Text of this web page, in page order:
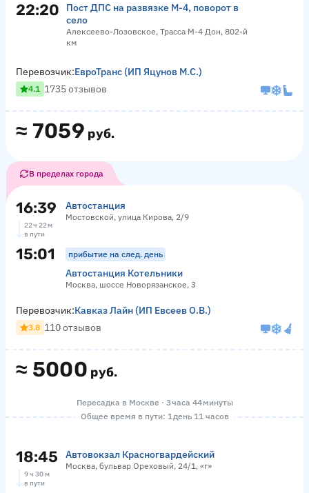
22:20
Пост ДПС на развязке М-4, поворот в
село
Алексеево-Лозовское, Трасса М-4 Дон, 802-й
км
≈ 7059 руб.
Перевозчик:ЕвроТранс (ИП Яцунов М.С.)
4.1 1735 отзывов
В пределах города
16:39 Автостанция
Мостовской, улица Кирова, 2/9
22 ч 22 м
в пути
15:01 прибытие на след. день
Автостанция Котельники
Москва, шоссе Новорязанское, 3
≈ 5000 руб.
Перевозчик:Кавказ Лайн (ИП Евсеев О.В.)
3.8 110 отзывов
Пересадка в Москве · 3 часа 44 минуты
Общее время в пути: 1 день 11 часов
18:45 Автовокзал Красногвардейский
Москва, бульвар Ореховый, 24/1, «г»
9 ч 30 м
в пути